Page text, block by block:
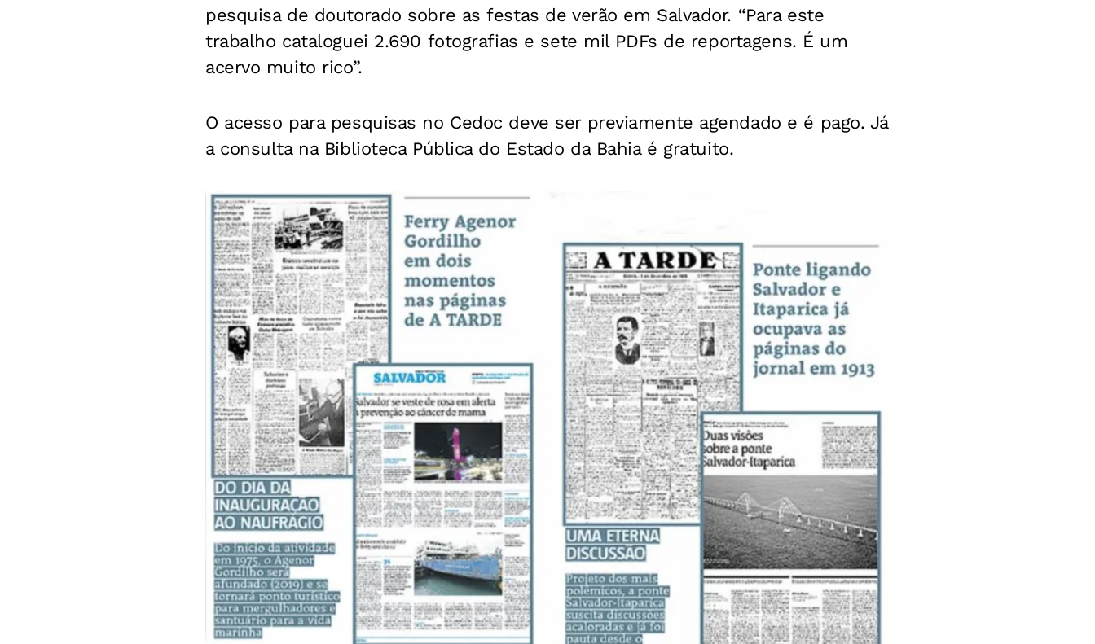
pesquisa de doutorado sobre as festas de verão em Salvador. “Para este
trabalho cataloguei 2.690 fotografias e sete mil PDFs de reportagens. É um
acervo muito rico”.
O acesso para pesquisas no Cedoc deve ser previamente agendado e é pago. Já
a consulta na Biblioteca Pública do Estado da Bahia é gratuito.